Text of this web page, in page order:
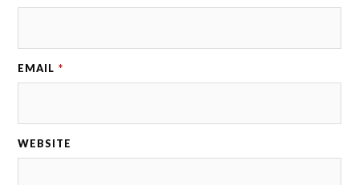
EMAIL *
WEBSITE